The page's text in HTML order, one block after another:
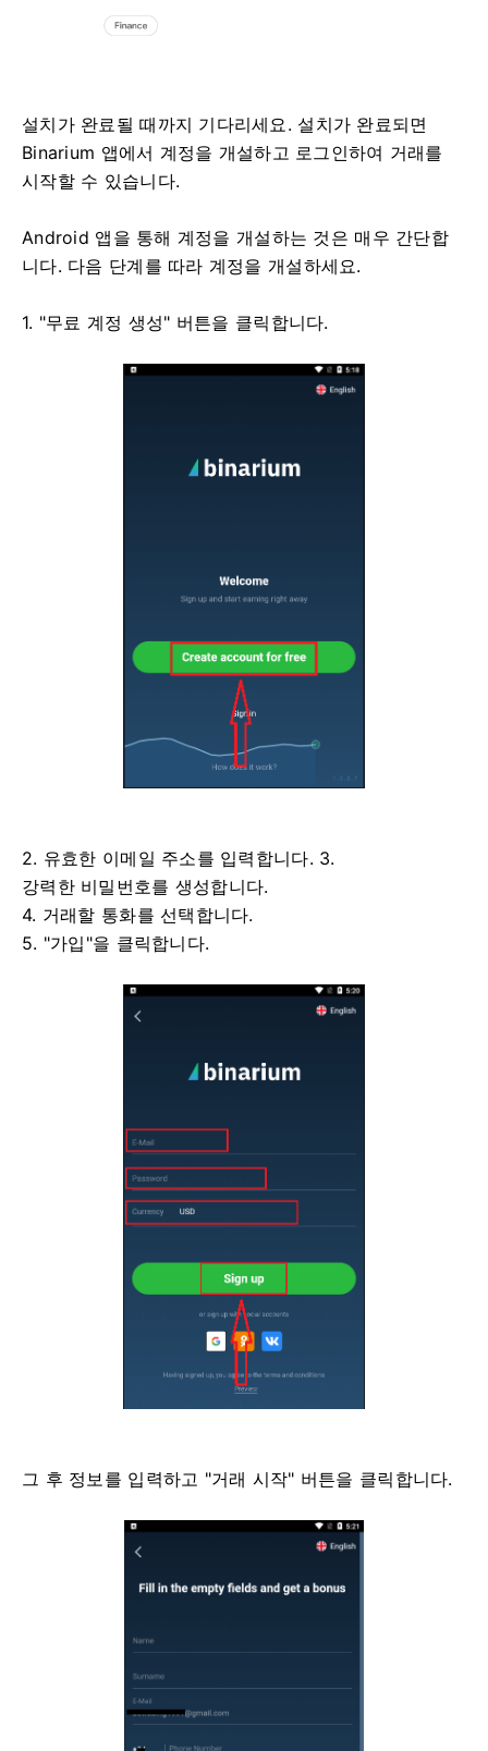
설치가 완료될 때까지 기다리세요. 설치가 완료되면
Binarium 앱에서 계정을 개설하고 로그인하여 거래를
시작할 수 있습니다.
Android 앱을 통해 계정을 개설하는 것은 매우 간단합
니다. 다음 단계를 따라 계정을 개설하세요.
1. "무료 계정 생성" 버튼을 클릭합니다.
2. 유효한 이메일 주소를 입력합니다. 3.
강력한 비밀번호를 생성합니다.
4. 거래할 통화를 선택합니다.
5. "가입"을 클릭합니다.
그 후 정보를 입력하고 "거래 시작" 버튼을 클릭합니다.